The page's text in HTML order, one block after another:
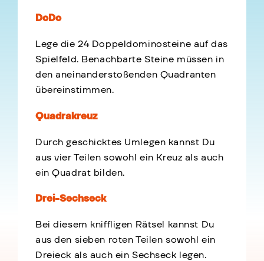
DoDo
Lege die 24 Doppeldominosteine auf das
Spielfeld. Benachbarte Steine müssen in
den aneinanderstoßenden Quadranten
übereinstimmen.
Quadrakreuz
Durch geschicktes Umlegen kannst Du
aus vier Teilen sowohl ein Kreuz als auch
ein Quadrat bilden.
Drei-Sechseck
Bei diesem kniffligen Rätsel kannst Du
aus den sieben roten Teilen sowohl ein
Dreieck als auch ein Sechseck legen.